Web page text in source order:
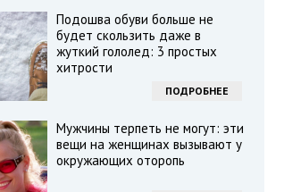
Подошва обуви больше не
будет скользить даже в
жуткий гололед: 3 простых
хитрости
ПОДРОБНЕЕ
Мужчины терпеть не могут: эти
вещи на женщинах вызывают у
окружающих оторопь